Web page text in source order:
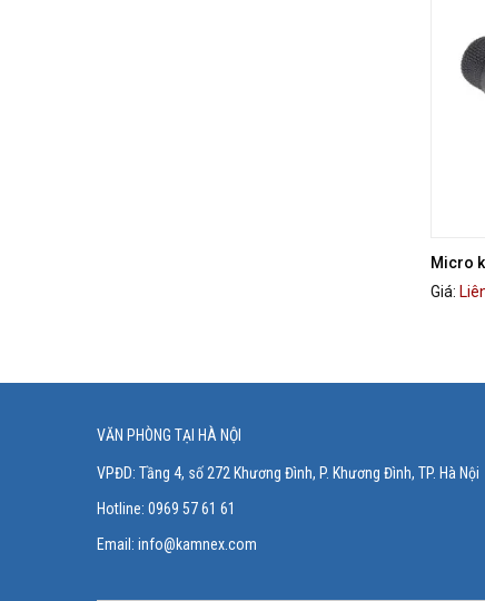
Micro
Giá:
VĂN PHÒNG TẠI HÀ NỘI
VPĐD: Tầng 4, số 272 Khương Đình, P. Khương Đình, TP. Hà Nội
Hotline: 0969 57 61 61
Email: info@kamnex.com